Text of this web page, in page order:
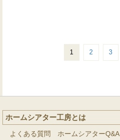
1 2 3
ホームシアター工房とは
よくある質問 ホームシアターQ&A